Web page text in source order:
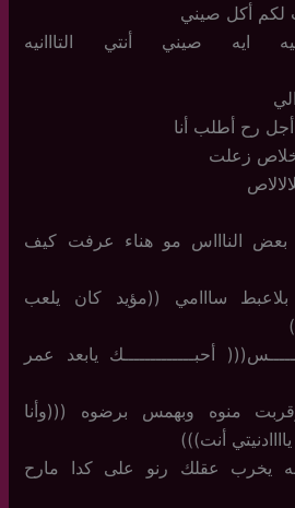
لكم أكل صيني
ايه صيني أنتي التااانيه
أجل رح أطلب أنا
خلاص زعلت
لو بعض الناااس مو هناء عرفت كيف
بلاعبط سااامي ((مؤيد كان يلعب
أحبـــــــــــــك يابعد عمر
وقربت منوه وبهمس برضوه (((وأنا
ياااادنيتي أنت)))
الله يخرب عقلك رنو على كدا مارح